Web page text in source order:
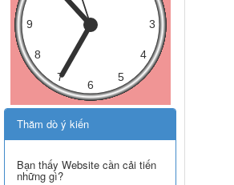
Thăm dò ý kiến
Bạn thấy Website cần cải tiến
những gì?